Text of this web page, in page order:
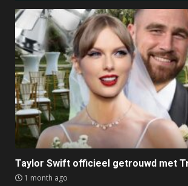
Taylor Swift officieel getrouwd met
1 month ago